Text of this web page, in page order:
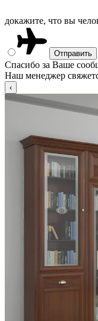
докажите, что вы
Спасибо за Ваше
Наш менеджер